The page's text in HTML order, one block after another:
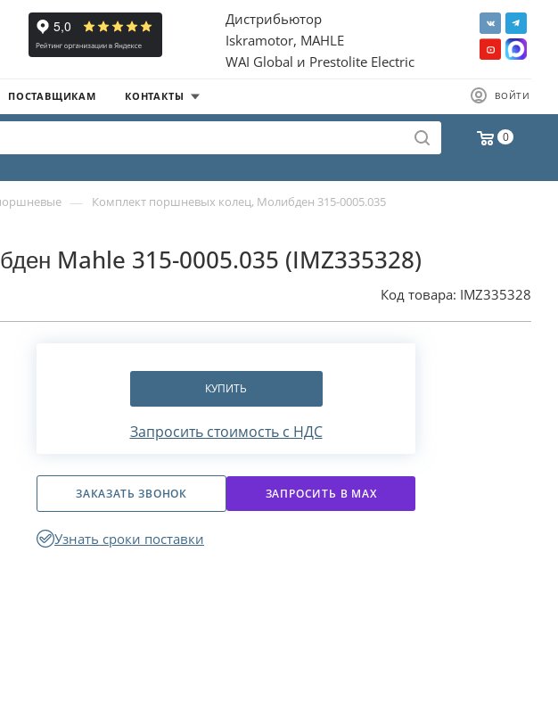
Дистрибьютор
Iskramotor, MAHLE
WAI Global и Prestolite Electric
ВОЙТИ
ПОСТАВЩИКАМ КОНТАКТЫ
0
— Комплект поршневых колец, Молибден 315-0005.035
Mahle 315-0005.035 (IMZ335328)
Код товара: IMZ335328
КУПИТЬ
Запросить стоимость с НДС
ЗАКАЗАТЬ ЗВОНОК ЗАПРОСИТЬ В МАХ
Узнать сроки поставки